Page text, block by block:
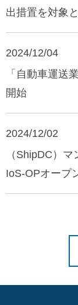
出措置を対象
2024/12/04
「自動車運送
開始
2024/12/02
（ShipDC）
IoS-OPオープ